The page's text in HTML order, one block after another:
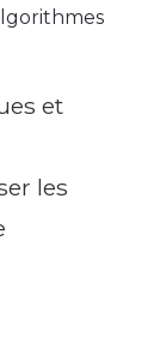
et
les